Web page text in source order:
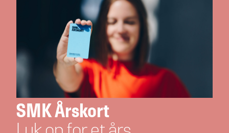
SMK Årskort